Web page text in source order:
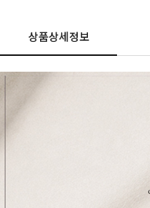
상품상세정보